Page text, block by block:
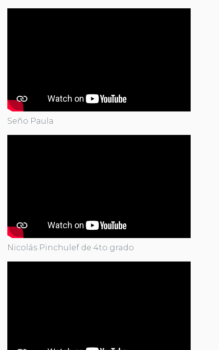
Seño Paula
Nicolás Pinchulef de 4to grado